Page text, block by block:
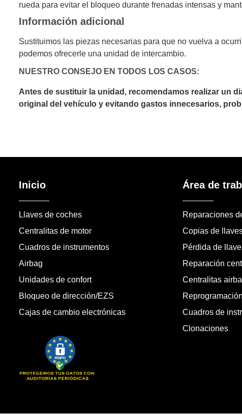
rueda para evitar el bloqueo durante frenadas intensas y
Información adicional
Sustituimos las piezas necesarias para que no vuelva a
podemos ofrecerle una unidad de intercambio.
NUESTRO CONSEJO EN TODOS LOS CASOS:
Antes de sustituir la unidad, recomendamos realizar un
original del vehículo y evitando gastos innecesarios,
Inicio
Llaves de coches
Centralitas de motor
Cuadros de instrumentos
Airbag
Unidades de confort
Bloqueo de dirección/EZS
Cajas de cambio electrónicas
Área de
Reparaciones
Copias de
Pérdida de
Reparación
Centralitas
Cuadros de
Clonaciones